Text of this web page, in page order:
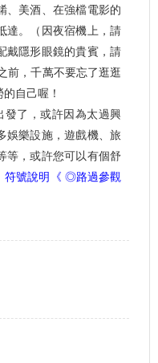
、美酒、在強檔電影的
達。（因夜宿機上，請
戴隱形眼鏡的貴賓，請
前，千萬不要忘了逛逛
自己喔！
發了，或許因為太過興
娛樂設施，遊戲機、旅
等，或許您可以有個舒
符號說明《 ◎路過參觀